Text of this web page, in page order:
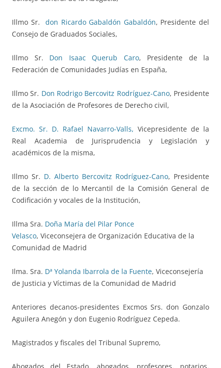
Illmo Sr. don Ricardo Gabaldón Gabaldón, Presidente del
Consejo de Graduados Sociales,
Illmo Sr. Don Isaac Querub Caro, Presidente de la
Federación de Comunidades Judías en España,
Illmo Sr. Don Rodrigo Bercovitz Rodríguez-Cano, Presidente
de la Asociación de Profesores de Derecho civil,
Excmo. Sr. D. Rafael Navarro-Valls, Vicepresidente de la
Real Academia de Jurisprudencia y Legislación y
académicos de la misma,
Illmo Sr. D. Alberto Bercovitz Rodríguez-Cano, Presidente
de la sección de lo Mercantil de la Comisión General de
Codificación y vocales de la Institución,
Illma Sra. Doña María del Pilar Ponce
Velasco, Viceconsejera de Organización Educativa de la
Comunidad de Madrid
Ilma. Sra. Dª Yolanda Ibarrola de la Fuente, Viceconsejería
de Justicia y Víctimas de la Comunidad de Madrid
Anteriores decanos-presidentes Excmos Srs. don Gonzalo
Aguilera Anegón y don Eugenio Rodríguez Cepeda.
Magistrados y fiscales del Tribunal Supremo,
Abogados del Estado, abogados, profesores, notarios,